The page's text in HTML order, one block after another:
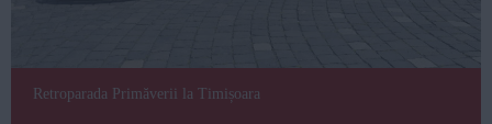
Retroparada Primăverii la Timișoara